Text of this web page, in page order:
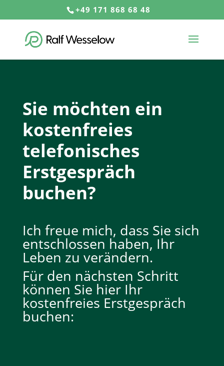
+49 171 868 68 48
Sie möchten ein
kostenfreies
telefonisches
Erstgespräch
buchen?
Ich freue mich, dass Sie sich
entschlossen haben, Ihr
Leben zu verändern.
Für den nächsten Schritt
können Sie hier Ihr
kostenfreies Erstgespräch
buchen: